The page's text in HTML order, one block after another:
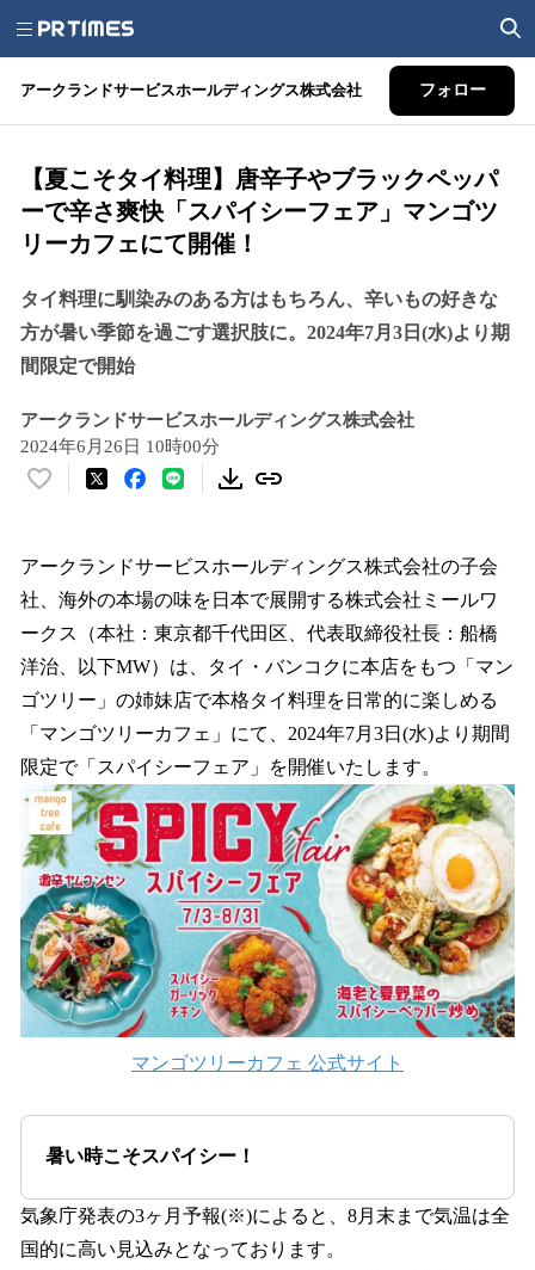
アークランドサービスホールディングス株式会社 フォロー
【夏こそタイ料理】唐辛子やブラックペッパ
ーで辛さ爽快「スパイシーフェア」マンゴツ
リーカフェにて開催！
タイ料理に馴染みのある方はもちろん、辛いもの好きな
方が暑い季節を過ごす選択肢に。2024年7月3日(水)より期
間限定で開始
アークランドサービスホールディングス株式会社
2024年6月26日 10時00分
い
！
を
読
み
込
み
中
で
す
アークランドサービスホールディングス株式会社の子会
社、海外の本場の味を日本で展開する株式会社ミールワ
ークス（本社：東京都千代田区、代表取締役社長：船橋
洋治、以下MW）は、タイ・バンコクに本店をもつ「マン
ゴツリー」の姉妹店で本格タイ料理を日常的に楽しめる
「マンゴツリーカフェ」にて、2024年7月3日(水)より期間
限定で「スパイシーフェア」を開催いたします。
マンゴツリーカフェ 公式サイト
暑い時こそスパイシー！
気象庁発表の3ヶ月予報(※)によると、8月末まで気温は全
国的に高い見込みとなっております。